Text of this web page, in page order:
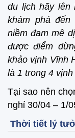
du lịch hãy lên
khám phá
niềm đam mê
được điểm
khảo vịnh Vĩnh
là 1 trong 4
Tại sao nên
nghỉ 30/04 – 1/
Thời tiết lý